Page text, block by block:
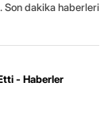
Son dakika haberleri
- Haberler